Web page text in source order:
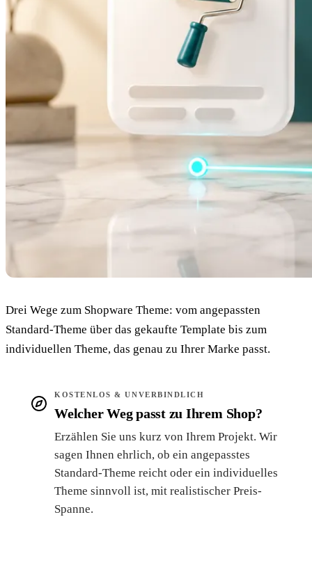
Drei Wege zum Shopware Theme: vom angepassten
Standard-Theme über das gekaufte Template bis zum
individuellen Theme, das genau zu Ihrer Marke passt.
KOSTENLOS & UNVERBINDLICH
Welcher Weg passt zu Ihrem Shop?
Erzählen Sie uns kurz von Ihrem Projekt. Wir
sagen Ihnen ehrlich, ob ein angepasstes
Standard-Theme reicht oder ein individuelles
Theme sinnvoll ist, mit realistischer Preis-
Spanne.